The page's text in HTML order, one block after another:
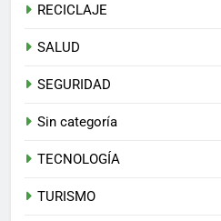
RECICLAJE
SALUD
SEGURIDAD
Sin categoría
TECNOLOGÍA
TURISMO